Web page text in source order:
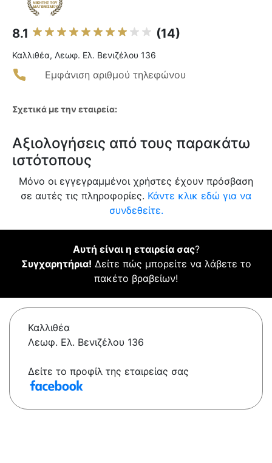
8.1 (14)
Καλλιθέα, Λεωφ. Ελ. Βενιζέλου 136
Εμφάνιση αριθμού τηλεφώνου
Σχετικά με την εταιρεία:
Αξιολογήσεις από τους παρακάτω
ιστότοπους
Μόνο οι εγγεγραμμένοι χρήστες έχουν πρόσβαση
σε αυτές τις πληροφορίες. Κάντε κλικ εδώ για να
συνδεθείτε.
Αυτή είναι η εταιρεία σας?
Συγχαρητήρια! Δείτε πώς μπορείτε να λάβετε το
πακέτο βραβείων!
Καλλιθέα
Λεωφ. Ελ. Βενιζέλου 136
Δείτε το προφίλ της εταιρείας σας